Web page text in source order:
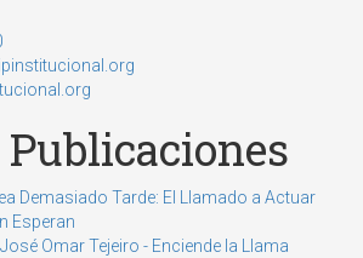
Demasiado Tarde: El Llamado a Actuar
Esperan
Omar Tejeiro - Enciende la Llama